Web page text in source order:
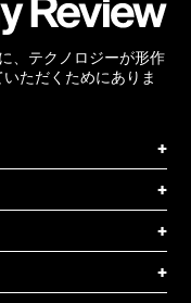
、テクノロジーが形作
ただくためにありま
+
+
+
+